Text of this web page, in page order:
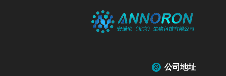
公司地址